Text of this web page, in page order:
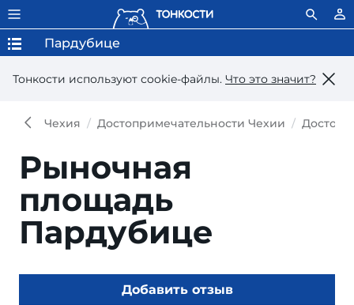
Тонкости используют сookie-файлы. Что это значит?
Пардубице
Чехия Достопримечательности Чехии
Рыночная
площадь
Пардубице
Добавить отзыв